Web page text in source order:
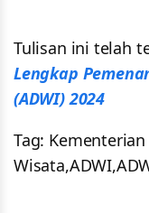
Tulisan ini telah
Lengkap
(ADWI) 2024
Tag: